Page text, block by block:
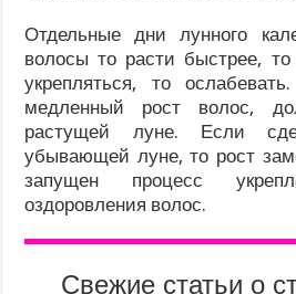
Отдельные дни лунного
волосы то расти быстрее,
укрепляться, то
медленный рост волос,
растущей луне. Если
убывающей луне, то рост
запущен процесс
оздоровления волос.
Свежие статьи о